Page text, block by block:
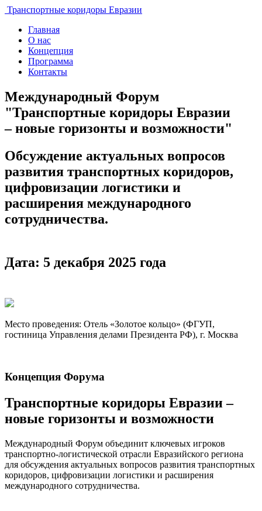
Транспортные коридоры Евразии
Главная
О нас
Концепция
Программа
Контакты
Международный Форум
"Транспортные коридоры Евразии
– новые горизонты и возможности"
Обсуждение актуальных вопросов
развития транспортных коридоров,
цифровизации логистики и
расширения международного
сотрудничества.
Дата: 5 декабря 2025 года
Место проведения: Отель «Золотое кольцо» (ФГУП,
гостиница Управления делами Президента РФ), г. Москва
Концепция Форума
Транспортные коридоры Евразии –
новые горизонты и возможности
Международный Форум объединит ключевых игроков
транспортно-логистической отрасли Евразийского региона
для обсуждения актуальных вопросов развития транспортных
коридоров, цифровизации логистики и расширения
международного сотрудничества.